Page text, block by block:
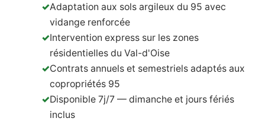
✓Adaptation aux sols argileux du 95 avec
vidange renforcée
✓Intervention express sur les zones
résidentielles du Val-d'Oise
✓Contrats annuels et semestriels adaptés aux
copropriétés 95
✓Disponible 7j/7 — dimanche et jours fériés
inclus